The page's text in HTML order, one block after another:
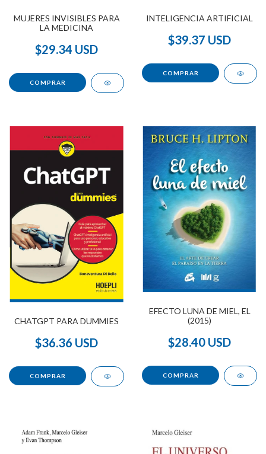
MUJERES INVISIBLES PARA
LA MEDICINA
$29.34 USD
INTELIGENCIA ARTIFICIAL
$39.37 USD
CHATGPT PARA DUMMIES
$36.36 USD
EFECTO LUNA DE MIEL, EL
(2015)
$28.40 USD